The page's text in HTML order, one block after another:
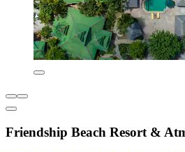
Friendship Beach Resort &